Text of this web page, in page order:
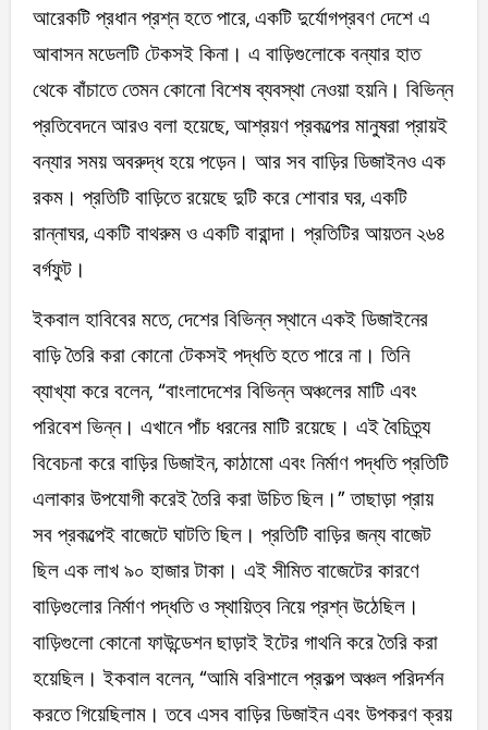
আরেকটি প্রধান প্রশ্ন হতে পারে, একটি দুর্যোগপ্রবণ দেশে এ
আবাসন মডেলটি টেকসই কিনা। এ বাড়িগুলোকে বন্যার হাত
থেকে বাঁচাতে তেমন কোনো বিশেষ ব্যবস্থা নেওয়া হয়নি। বিভিন্ন
প্রতিবেদনে আরও বলা হয়েছে, আশ্রয়ণ প্রকল্পের মানুষরা প্রায়ই
বন্যার সময় অবরুদ্ধ হয়ে পড়েন। আর সব বাড়ির ডিজাইনও এক
রকম। প্রতিটি বাড়িতে রয়েছে দুটি করে শোবার ঘর, একটি
রান্নাঘর, একটি বাথরুম ও একটি বারান্দা। প্রতিটির আয়তন ২৬৪
বর্গফুট।
ইকবাল হাবিবের মতে, দেশের বিভিন্ন স্থানে একই ডিজাইনের
বাড়ি তৈরি করা কোনো টেকসই পদ্ধতি হতে পারে না। তিনি
ব্যাখ্যা করে বলেন, “বাংলাদেশের বিভিন্ন অঞ্চলের মাটি এবং
পরিবেশ ভিন্ন। এখানে পাঁচ ধরনের মাটি রয়েছে। এই বৈচিত্র্য
বিবেচনা করে বাড়ির ডিজাইন, কাঠামো এবং নির্মাণ পদ্ধতি প্রতিটি
এলাকার উপযোগী করেই তৈরি করা উচিত ছিল।” তাছাড়া প্রায়
সব প্রকল্পেই বাজেটে ঘাটতি ছিল। প্রতিটি বাড়ির জন্য বাজেট
ছিল এক লাখ ৯০ হাজার টাকা। এই সীমিত বাজেটের কারণে
বাড়িগুলোর নির্মাণ পদ্ধতি ও স্থায়িত্ব নিয়ে প্রশ্ন উঠেছিল।
বাড়িগুলো কোনো ফাউন্ডেশন ছাড়াই ইটের গাথনি করে তৈরি করা
হয়েছিল। ইকবাল বলেন, “আমি বরিশালে প্রকল্প অঞ্চল পরিদর্শন
করতে গিয়েছিলাম। তবে এসব বাড়ির ডিজাইন এবং উপকরণ ক্রয়